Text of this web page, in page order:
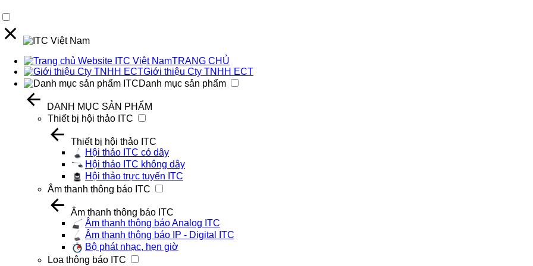
TRANG CHỦ
Giới thiệu Cty TNHH ECT
Danh mục sản phẩm
DANH MỤC SẢN PHẨM
Thiết bị hội thảo ITC
Thiết bị hội thảo ITC
Hội thảo ITC có dây
Hội thảo ITC không dây
Hội thảo trực tuyến ITC
Âm thanh thông báo ITC
Âm thanh thông báo ITC
Âm thanh thông báo Analog ITC
Âm thanh thông báo IP - Digital ITC
Bộ phát nhạc, hẹn giờ
Loa thông báo ITC